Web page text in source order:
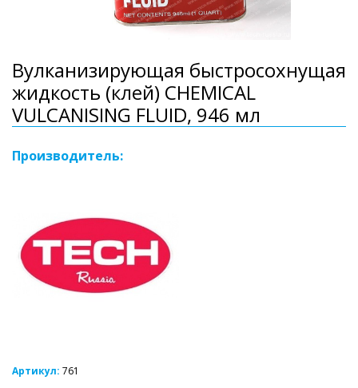
Вулканизирующая быстросохнущая
жидкость (клей) CHEMICAL
VULCANISING FLUID, 946 мл
Производитель:
Артикул: 761